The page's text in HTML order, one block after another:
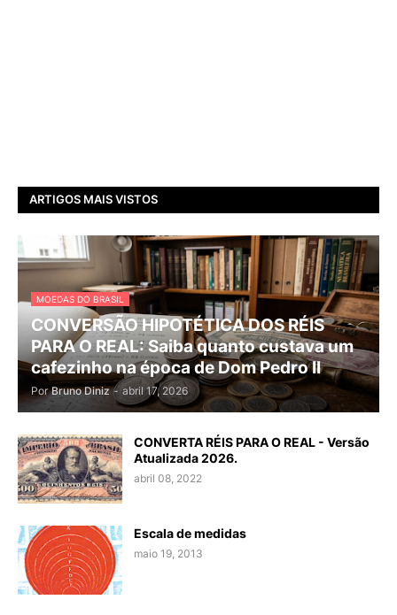
ARTIGOS MAIS VISTOS
MOEDAS DO BRASIL
CONVERSÃO HIPOTÉTICA DOS RÉIS
PARA O REAL: Saiba quanto custava um
cafezinho na época de Dom Pedro II
Por Bruno Diniz - abril 17, 2026
CONVERTA RÉIS PARA O REAL - Versão
Atualizada 2026.
abril 08, 2022
Escala de medidas
maio 19, 2013